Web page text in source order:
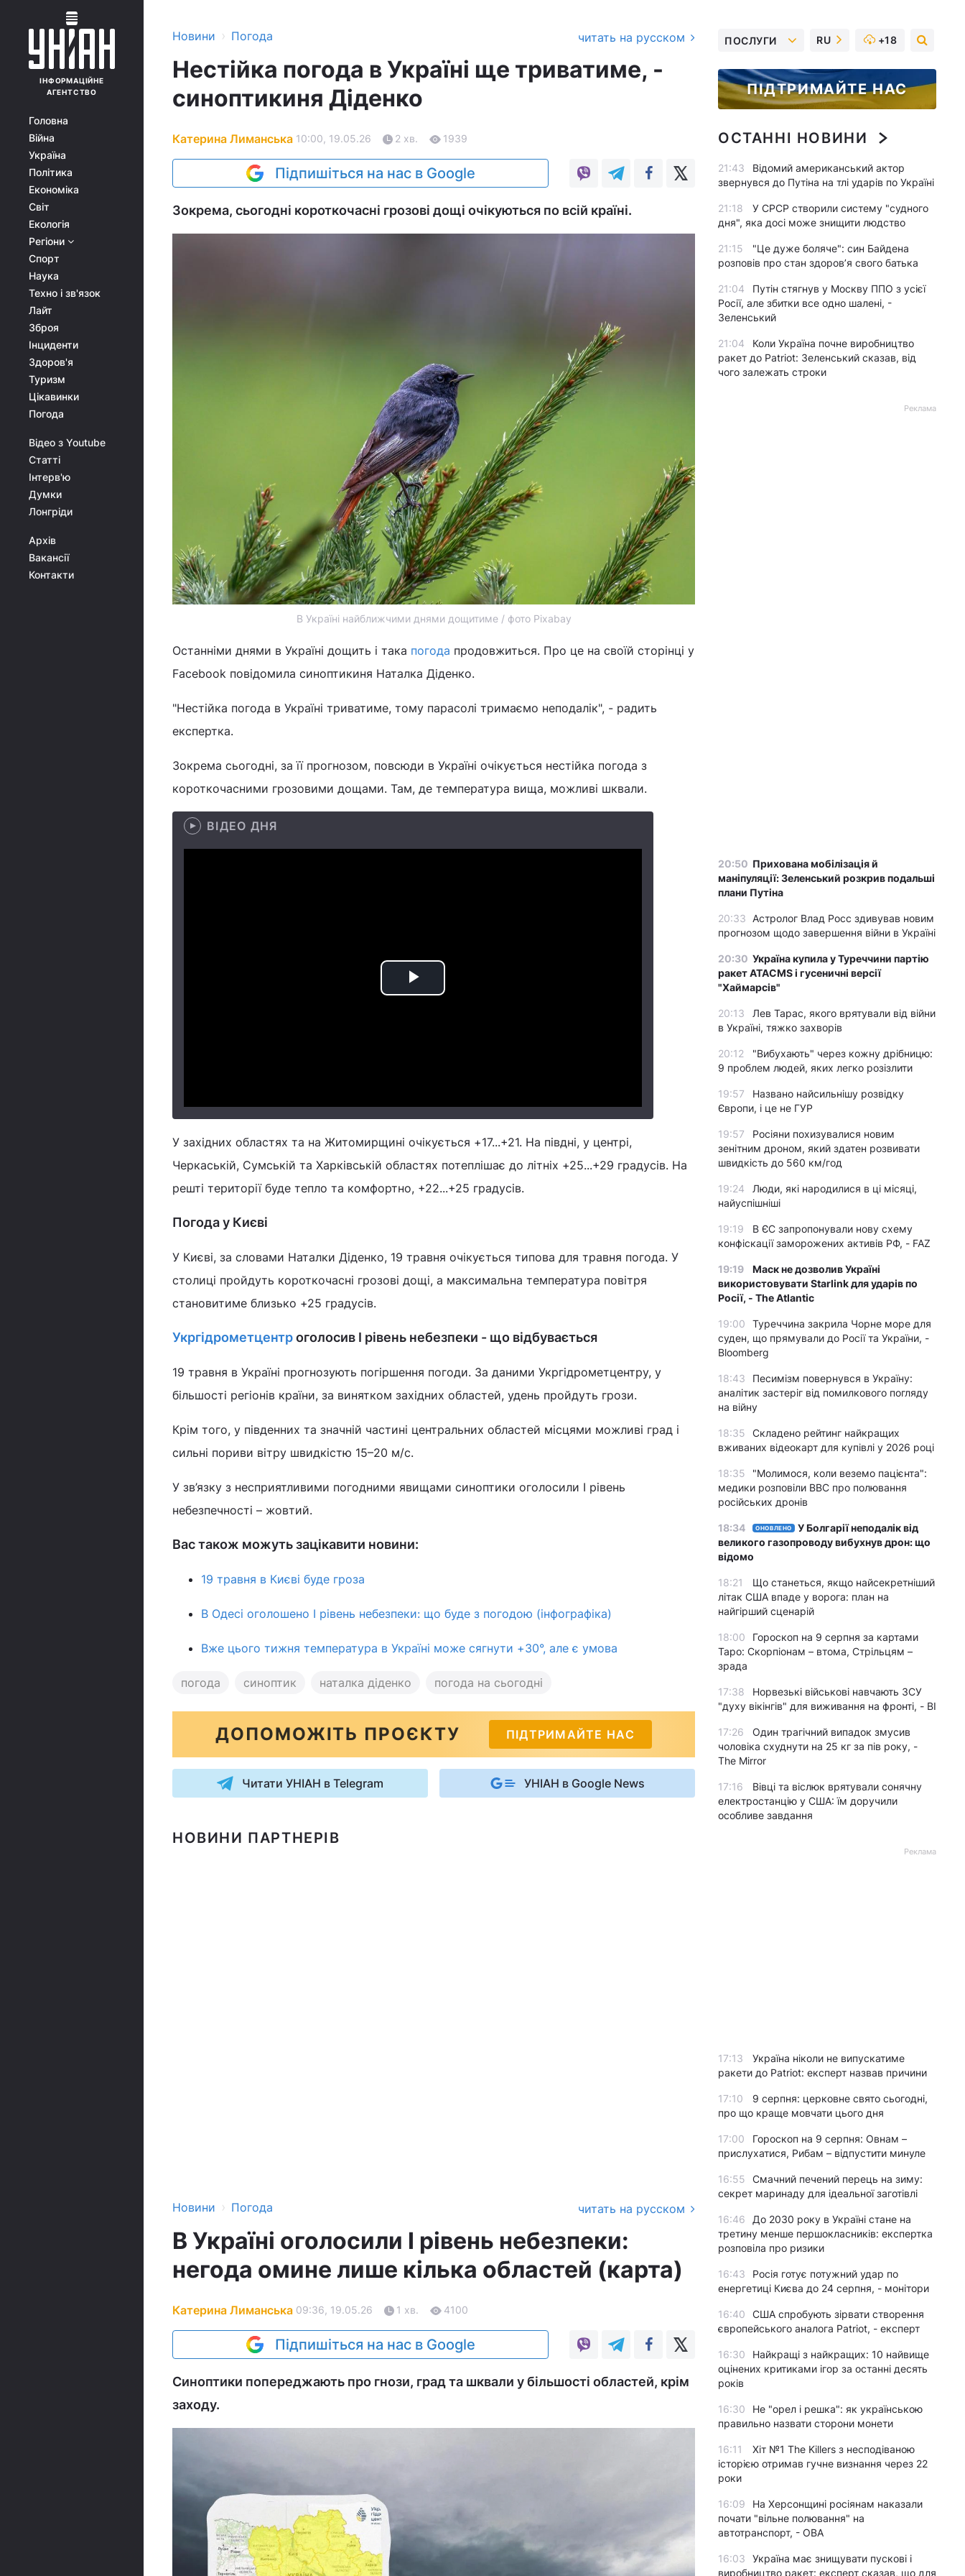
ІНФОРМАЦІЙНЕ
АГЕНТСТВО
Головна
Війна
Україна
Політика
Економіка
Світ
Екологія
Регіони
Спорт
Наука
Техно і зв'язок
Лайт
Зброя
Інциденти
Здоров'я
Туризм
Цікавинки
Погода
Відео з Youtube
Статті
Інтерв'ю
Думки
Лонгріди
Архів
Вакансії
Контакти
Новини › Погода читать на русском
Нестійка погода в Україні ще триватиме, -
синоптикиня Діденко
Катерина Лиманська 10:00, 19.05.26 2 хв. 1939
Підпишіться на нас в Google
Зокрема, сьогодні короткочасні грозові дощі очікуються по всій країні.
В Україні найближчими днями дощитиме / фото Pixabay
Останніми днями в Україні дощить і така погода продовжиться. Про це на своїй сторінці у
Facebook повідомила синоптикиня Наталка Діденко.
"Нестійка погода в Україні триватиме, тому парасолі тримаємо неподалік", - радить
експертка.
Зокрема сьогодні, за її прогнозом, повсюди в Україні очікується нестійка погода з
короткочасними грозовими дощами. Там, де температура вища, можливі шквали.
ВІДЕО ДНЯ
Play
У західних областях та на Житомирщині очікується +17...+21. На півдні, у центрі,
Черкаській, Сумській та Харківській областях потеплішає до літніх +25...+29 градусів. На
решті території буде тепло та комфортно, +22...+25 градусів.
Погода у Києві
У Києві, за словами Наталки Діденко, 19 травня очікується типова для травня погода. У
столиці пройдуть короткочасні грозові дощі, а максимальна температура повітря
становитиме близько +25 градусів.
Укргідрометцентроголосив І рівень небезпеки - що відбувається
19 травня в Україні прогнозують погіршення погоди. За даними Укргідрометцентру, у
більшості регіонів країни, за винятком західних областей, удень пройдуть грози.
Крім того, у південних та значній частині центральних областей місцями можливі град і
сильні пориви вітру швидкістю 15–20 м/с.
У зв’язку з несприятливими погодними явищами синоптики оголосили I рівень
небезпечності – жовтий.
Вас також можуть зацікавити новини:
19 травня в Києві буде гроза
В Одесі оголошено І рівень небезпеки: що буде з погодою (інфографіка)
Вже цього тижня температура в Україні може сягнути +30°, але є умова
погода синоптик наталка діденко погода на сьогодні
ДОПОМОЖІТЬ ПРОЄКТУ ПІДТРИМАЙТЕ НАС
Читати УНІАН в Telegram УНІАН в Google News
НОВИНИ ПАРТНЕРІВ
Новини › Погода читать на русском
В Україні оголосили I рівень небезпеки:
негода омине лише кілька областей (карта)
Катерина Лиманська 09:36, 19.05.26 1 хв. 4100
Підпишіться на нас в Google
Синоптики попереджають про гнози, град та шквали у більшості областей, крім
заходу.
ПОСЛУГИ RU +18
ПІДТРИМАЙТЕ НАС
ОСТАННІ НОВИНИ
21:43
Відомий американський актор
звернувся до Путіна на тлі ударів по Україні
21:18
У СРСР створили систему "судного
дня", яка досі може знищити людство
21:15
"Це дуже боляче": син Байдена
розповів про стан здоров’я свого батька
21:04
Путін стягнув у Москву ППО з усієї
Росії, але збитки все одно шалені, -
Зеленський
21:04
Коли Україна почне виробництво
ракет до Patriot: Зеленський сказав, від
чого залежать строки
Реклама
20:50 Прихована мобілізація й
маніпуляції: Зеленський розкрив подальші
плани Путіна
20:33
Астролог Влад Росс здивував новим
прогнозом щодо завершення війни в Україні
20:30 Україна купила у Туреччини партію
ракет ATACMS і гусеничні версії
"Хаймарсів"
20:13
Лев Тарас, якого врятували від війни
в Україні, тяжко захворів
20:12
"Вибухають" через кожну дрібницю:
9 проблем людей, яких легко розізлити
19:57
Названо найсильнішу розвідку
Європи, і це не ГУР
19:57
Росіяни похизувалися новим
зенітним дроном, який здатен розвивати
швидкість до 560 км/год
19:24
Люди, які народилися в ці місяці,
найуспішніші
19:19
В ЄС запропонували нову схему
конфіскації заморожених активів РФ, - FAZ
19:19
Маск не дозволив Україні
використовувати Starlink для ударів по
Росії, - The Atlantic
19:00
Туреччина закрила Чорне море для
суден, що прямували до Росії та України, -
Bloomberg
18:43
Песимізм повернувся в Україну:
аналітик застеріг від помилкового погляду
на війну
18:35
Складено рейтинг найкращих
вживаних відеокарт для купівлі у 2026 році
18:35
"Молимося, коли веземо пацієнта":
медики розповіли BBC про полювання
російських дронів
18:34 ОНОВЛЕНО
У Болгарії неподалік від
великого газопроводу вибухнув дрон: що
відомо
18:21
Що станеться, якщо найсекретніший
літак США впаде у ворога: план на
найгірший сценарій
18:00
Гороскоп на 9 серпня за картами
Таро: Скорпіонам – втома, Стрільцям –
зрада
17:38
Норвезькі військові навчають ЗСУ
"духу вікінгів" для виживання на фронті, - BI
17:26
Один трагічний випадок змусив
чоловіка схуднути на 25 кг за пів року, -
The Mirror
17:16
Вівці та віслюк врятували сонячну
електростанцію у США: їм доручили
особливе завдання
Реклама
17:13
Україна ніколи не випускатиме
ракети до Patriot: експерт назвав причини
17:10
9 серпня: церковне свято сьогодні,
про що краще мовчати цього дня
17:00
Гороскоп на 9 серпня: Овнам –
прислухатися, Рибам – відпустити минуле
16:55
Смачний печений перець на зиму:
секрет маринаду для ідеальної заготівлі
16:46
До 2030 року в Україні стане на
третину менше першокласників: експертка
розповіла про ризики
16:43
Росія готує потужний удар по
енергетиці Києва до 24 серпня, - монітори
16:40
США спробують зірвати створення
європейського аналога Patriot, - експерт
16:30
Найкращі з найкращих: 10 найвище
оцінених критиками ігор за останні десять
років
16:30
Не "орел і решка": як українською
правильно назвати сторони монети
16:11
Хіт №1 The Killers з несподіваною
історією отримав гучне визнання через 22
роки
16:09
На Херсонщині росіянам наказали
почати "вільне полювання" на
автотранспорт, - ОВА
16:03
Україна має знищувати пускові і
виробництво ракет: експерт сказав, що для